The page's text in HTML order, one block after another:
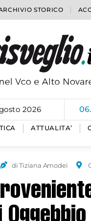
STORICO
2026
ATTUALITA’
di Tiziana Amodei